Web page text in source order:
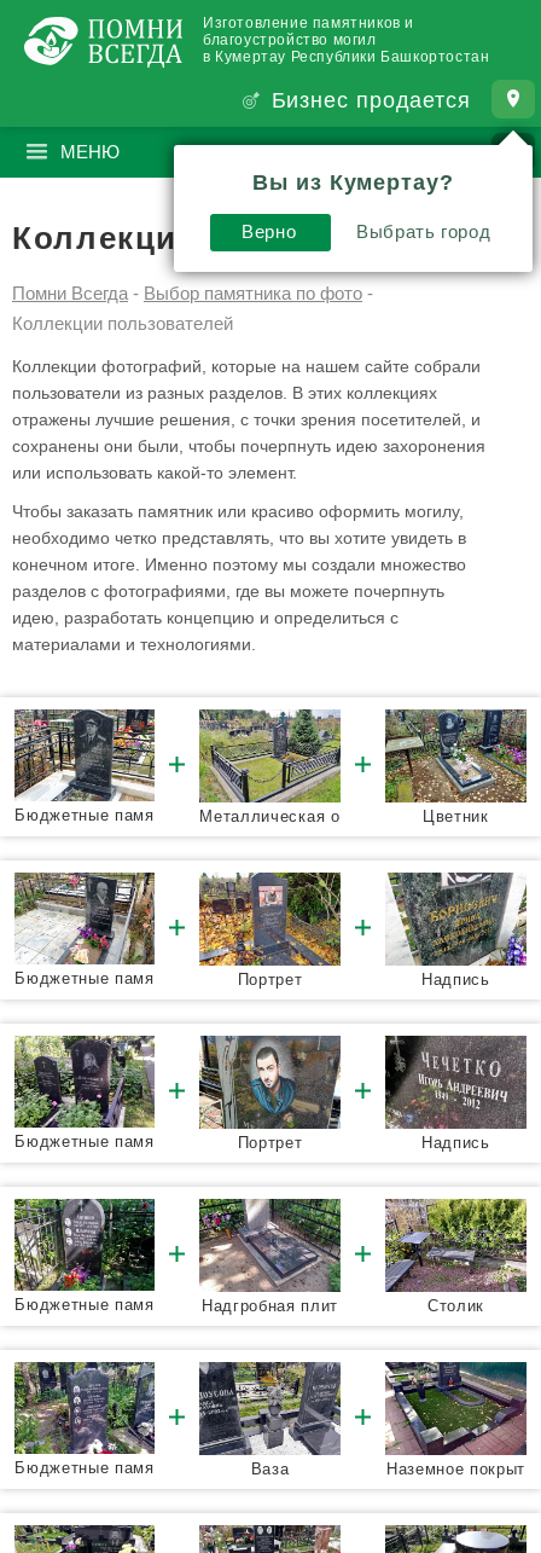
Изготовление памятников и
благоустройство могил
в Кумертау Республики Башкортостан
Бизнес продается
МЕНЮ ПОИСК
Коллекции пользователей
Помни Всегда - Выбор памятника по фото -
Коллекции пользователей
Коллекции фотографий, которые на нашем сайте собрали
пользователи из разных разделов. В этих коллекциях
отражены лучшие решения, с точки зрения посетителей, и
сохранены они были, чтобы почерпнуть идею захоронения
или использовать какой-то элемент.
Чтобы заказать памятник или красиво оформить могилу,
необходимо четко представлять, что вы хотите увидеть в
конечном итоге. Именно поэтому мы создали множество
разделов с фотографиями, где вы можете почерпнуть
идею, разработать концепцию и определиться с
материалами и технологиями.
Бюджетные памя
тники
Металлическая о
града
Цветник
Бюджетные памя
тники
Портрет Надпись
Бюджетные памя
тники
Портрет Надпись
Бюджетные памя
тники
Надгробная плит
а
Столик
Бюджетные памя
тники
Ваза
Наземное покрыт
ие
Вы из Кумертау?
Верно Выбрать город